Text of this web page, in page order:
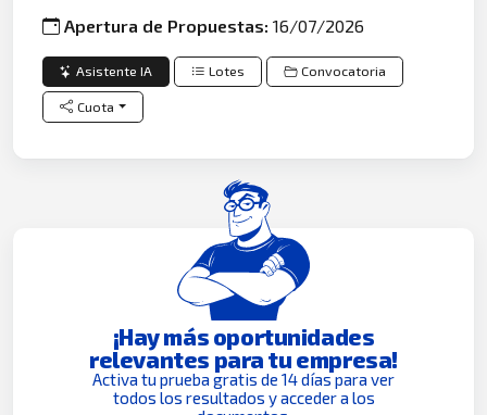
Apertura de Propuestas:16/07/2026
Asistente IA Lotes Convocatoria
Cuota
¡Hay más oportunidades
relevantes para tu empresa!
Activa tu prueba gratis de 14 días para ver
todos los resultados y acceder a los